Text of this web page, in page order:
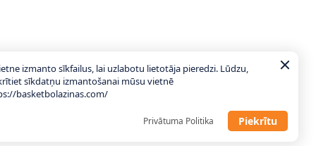
izmanto sīkfailus, lai uzlabotu lietotāja pieredzi. Lūdzu,
sīkdatņu izmantošanai mūsu vietnē
basketbolazinas.com/
Privātuma Politika Piekrītu